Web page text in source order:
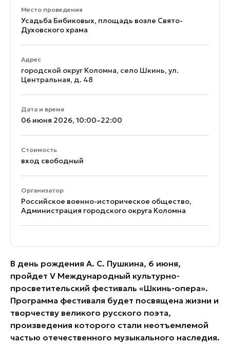
Место проведения
Усадьба Бибиковых, площадь возле Свято-
Духовского храма
Адрес
городской округ Коломна, село Шкинь, ул.
Центральная, д. 48
Дата и время
06 июня 2026, 10:00–22:00
Стоимость
вход свободный
Организатор
Российское военно-историческое общество,
Администрация городского округа Коломна
В день рождения А. С. Пушкина, 6 июня,
пройдет V Международный культурно-
просветительский фестиваль «Шкинь-опера».
Программа фестиваля будет посвящена жизни и
творчеству великого русского поэта,
произведения которого стали неотъемлемой
частью отечественного музыкального наследия.